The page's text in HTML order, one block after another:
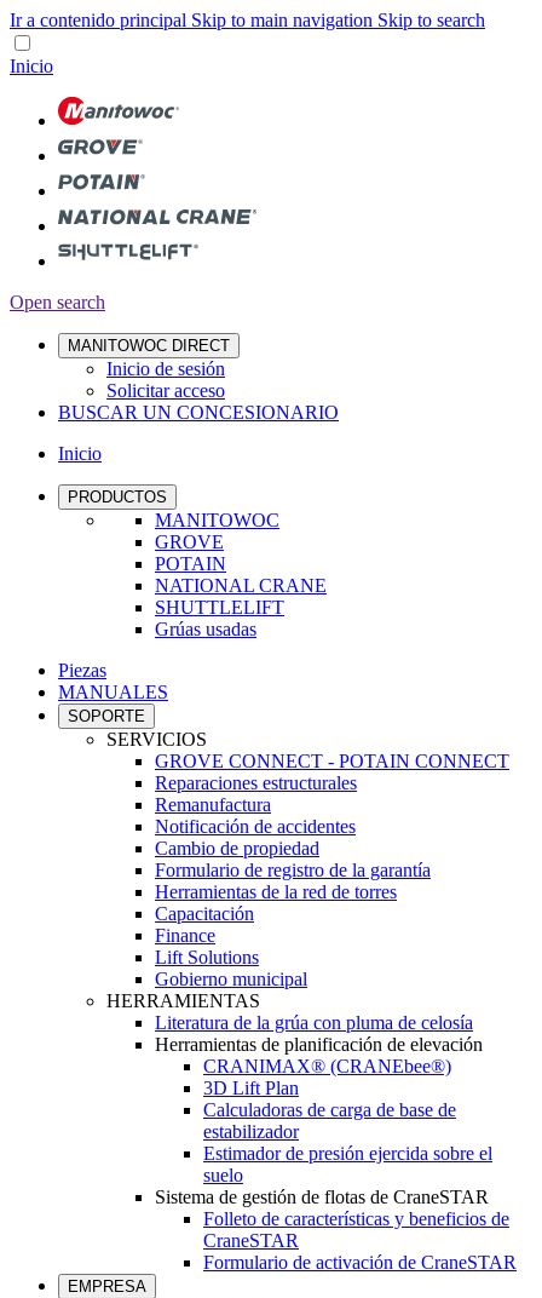
Ir a contenido principal Skip to main navigation Skip to search
Inicio
Open search
MANITOWOC DIRECT
Inicio de sesión
Solicitar acceso
BUSCAR UN CONCESIONARIO
Inicio
PRODUCTOS
MANITOWOC
GROVE
POTAIN
NATIONAL CRANE
SHUTTLELIFT
Grúas usadas
Piezas
MANUALES
SOPORTE
SERVICIOS
GROVE CONNECT - POTAIN CONNECT
Reparaciones estructurales
Remanufactura
Notificación de accidentes
Cambio de propiedad
Formulario de registro de la garantía
Herramientas de la red de torres
Capacitación
Finance
Lift Solutions
Gobierno municipal
HERRAMIENTAS
Literatura de la grúa con pluma de celosía
Herramientas de planificación de elevación
CRANIMAX® (CRANEbee®)
3D Lift Plan
Calculadoras de carga de base de
estabilizador
Estimador de presión ejercida sobre el
suelo
Sistema de gestión de flotas de CraneSTAR
Folleto de características y beneficios de
CraneSTAR
Formulario de activación de CraneSTAR
EMPRESA